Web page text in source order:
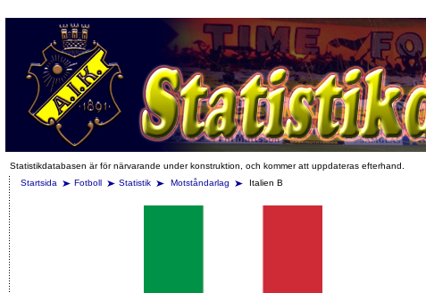
Statistikdatabasen är för närvarande under konstruktion, och kommer att uppdateras efterhand.
Startsida
Fotboll Statistik Motståndarlag Italien B